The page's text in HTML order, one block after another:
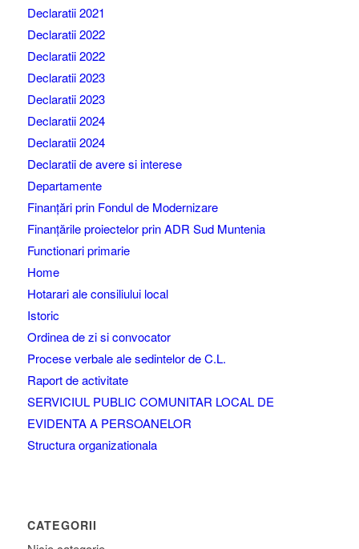
Declaratii 2021
Declaratii 2022
Declaratii 2022
Declaratii 2023
Declaratii 2023
Declaratii 2024
Declaratii 2024
Declaratii de avere si interese
Departamente
Finanțări prin Fondul de Modernizare
Finanțările proiectelor prin ADR Sud Muntenia
Functionari primarie
Home
Hotarari ale consiliului local
Istoric
Ordinea de zi si convocator
Procese verbale ale sedintelor de C.L.
Raport de activitate
SERVICIUL PUBLIC COMUNITAR LOCAL DE
EVIDENTA A PERSOANELOR
Structura organizationala
CATEGORII